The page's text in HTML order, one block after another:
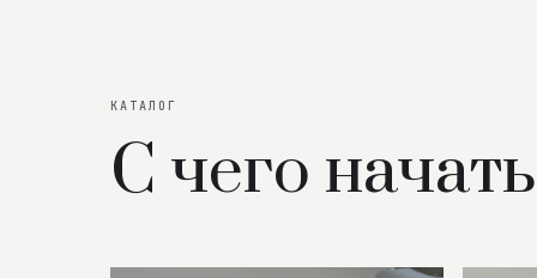
КАТАЛОГ
С чего начать